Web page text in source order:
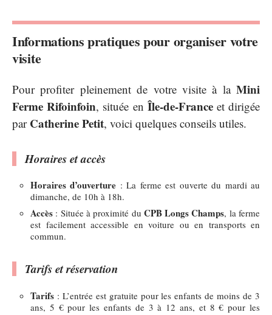
Informations pratiques pour organiser votre
visite
Pour profiter pleinement de votre visite à la Mini
Ferme Rifoinfoin, située en Île-de-Franceet dirigée
par Catherine Petit, voici quelques conseils utiles.
Horaires et accès
Horaires d’ouverture : La ferme est ouverte du mardi au
dimanche, de 10h à 18h.
Accès : Située à proximité du CPB Longs Champs, la ferme
est facilement accessible en voiture ou en transports en
commun.
Tarifs et réservation
Tarifs : L’entrée est gratuite pour les enfants de moins de 3
ans, 5 € pour les enfants de 3 à 12 ans, et 8 € pour les